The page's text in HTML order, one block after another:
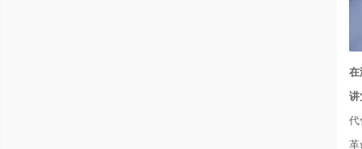
在
讲
代
革